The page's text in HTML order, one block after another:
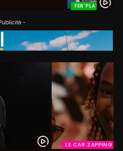
FER'PLAY
-
LE CAR ZAPPING